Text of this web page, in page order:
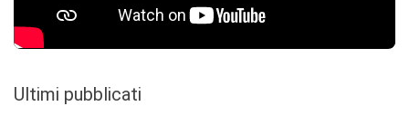
Ultimi pubblicati